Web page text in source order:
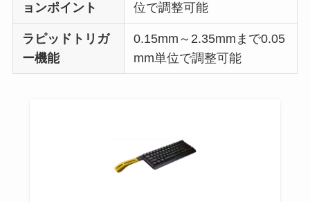
ョンポイント
位で調整可能
ラピッドトリガ
ー機能
0.15mm～2.35mmまで0.05
mm単位で調整可能